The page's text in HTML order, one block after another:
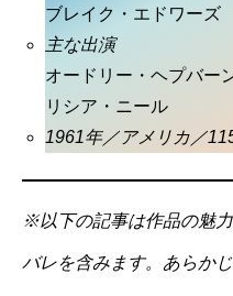
ブレイク・エドワーズ
主な出演
オードリー・ヘプバー
リシア・ニール
1961年／アメリカ／
※以下の記事は作品の魅
バレを含みます。あらか